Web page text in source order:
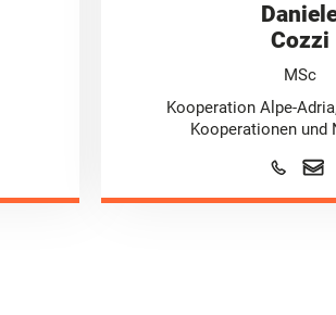
Cozzi
MSc
Kooperation Alpe-
Kooperationen und